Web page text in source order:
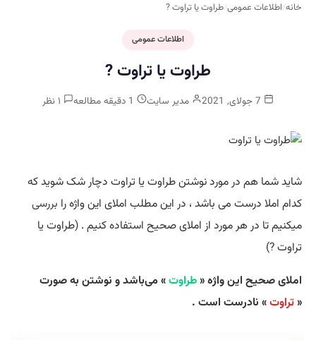
خانه/اطلاعات عمومی/طراوت یا تراوت ?
اطلاعات عمومی
طراوت یا تراوت ?
مدیر سایت
شاید شما هم در مورد نوشتن طراوت یا تراوت دچار شک شوید که
کدام املا درست می باشد ، در این مطلب املای این واژه را بررسی
میکنیم تا در هر مورد از املای صحیح استفاده کنیم . (طراوت یا
تراوت ?)
املای صحیح این واژه «طراوت» می‌باشد و نوشتن به صورت
«تراوت» نادرست است .